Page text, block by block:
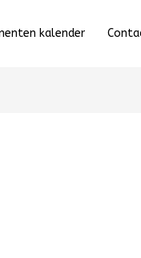
kalender